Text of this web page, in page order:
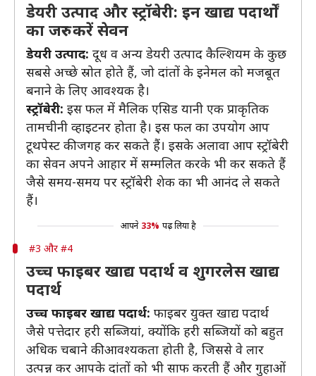
डेयरी उत्पाद और स्ट्रॉबेरी: इन खाद्य पदार्थों
का जरुर करें सेवन
डेयरी उत्पाद: दूध व अन्य डेयरी उत्पाद कैल्शियम के कुछ
सबसे अच्छे स्रोत होते हैं, जो दांतों के इनेमल को मजबूत
बनाने के लिए आवश्यक है।
स्ट्रॉबेरी: इस फल में मैलिक एसिड यानी एक प्राकृतिक
तामचीनी व्हाइटनर होता है। इस फल का उपयोग आप
टूथपेस्ट की जगह कर सकते हैं। इसके अलावा आप स्ट्रॉबेरी
का सेवन अपने आहार में सम्मलित करके भी कर सकते हैं
जैसे समय-समय पर स्ट्रॉबेरी शेक का भी आनंद ले सकते
हैं।
आपने 33% पढ़ लिया है
#3 और #4
उच्च फाइबर खाद्य पदार्थ व शुगरलेस खाद्य
पदार्थ
उच्च फाइबर खाद्य पदार्थ: फाइबर युक्त खाद्य पदार्थ
जैसे पत्तेदार हरी सब्जियां, क्योंकि हरी सब्जियों को बहुत
अधिक चबाने की आवश्यकता होती है, जिससे वे लार
उत्पन्न कर आपके दांतों को भी साफ करती हैं और गुहाओं